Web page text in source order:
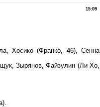
15:09
Хосико (Франко, 46), Сенна
Зырянов, Файзулин (Ли Хо,